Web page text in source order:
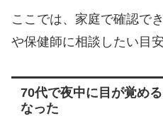
ここでは、家庭で確認で
や保健師に相談したい目
70代で夜中に目が覚め
なった